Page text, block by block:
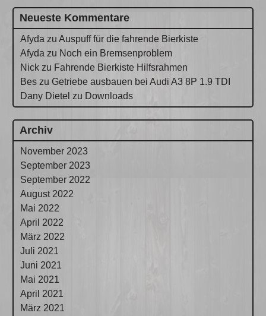
Neueste Kommentare
Afyda zuAuspuff für die fahrende Bierkiste
Afyda zu Noch ein Bremsenproblem
Nick zu Fahrende Bierkiste Hilfsrahmen
Bes zuGetriebe ausbauen bei Audi A3 8P 1.9 TDI
Dany Dietel zu Downloads
Archiv
November 2023
September 2023
September 2022
August 2022
Mai 2022
April 2022
März 2022
Juli 2021
Juni 2021
Mai 2021
April 2021
März 2021